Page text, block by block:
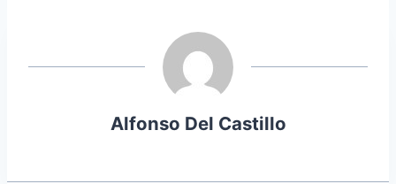
Alfonso Del Castillo